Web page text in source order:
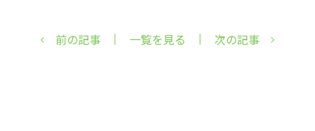
前の記事 一覧を見る 次の記事